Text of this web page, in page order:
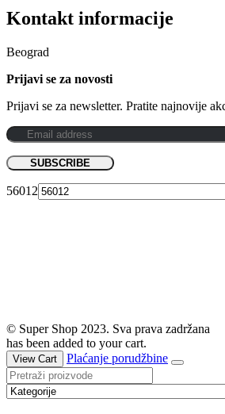
Kontakt informacije
Beograd
Prijavi se za novosti
Prijavi se za newsletter. Pratite najnovije
56012
© Super Shop 2023. Sva prava zadržana
has been added to your cart.
View Cart Plaćanje porudžbine